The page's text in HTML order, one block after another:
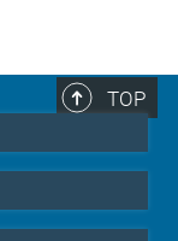
TOP